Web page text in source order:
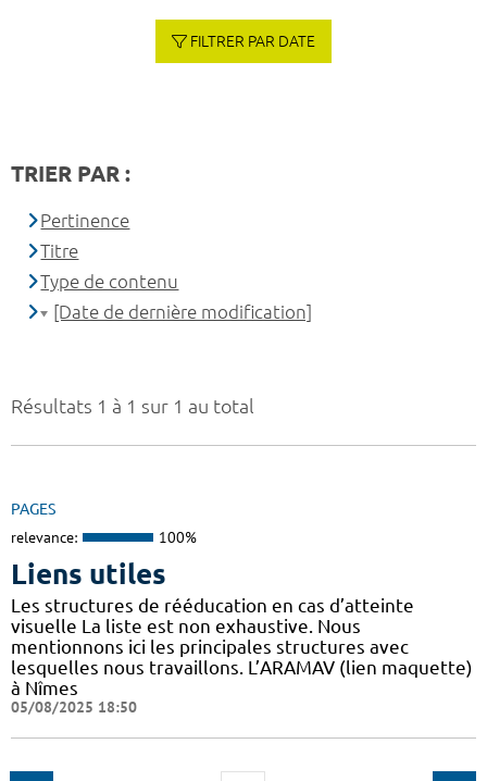
Résultats 1 à 1 sur 1 au total
PAGES
relevance: 100%
Liens utiles
Les structures de rééducation en cas d’atteinte
visuelle La liste est non exhaustive. Nous
mentionnons ici les principales structures avec
lesquelles nous travaillons. L’ARAMAV (lien maquette)
à Nîmes
05/08/2025 18:50
FILTRER PAR DATE
TRIER PAR :
Pertinence
Titre
Type de contenu
[Date de dernière modification]